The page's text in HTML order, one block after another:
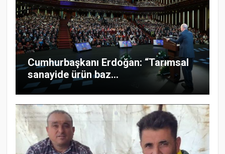
Cumhurbaşkanı Erdoğan: “Tarımsal
sanayide ürün baz...